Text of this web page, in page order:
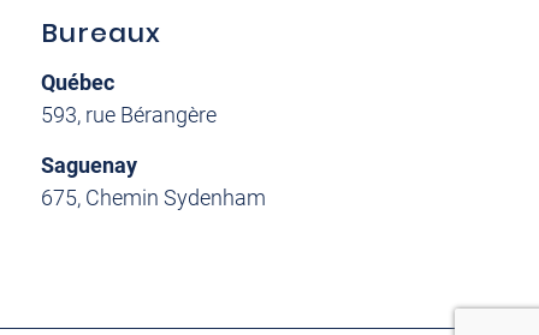
Bureaux
Québec
593, rue Bérangère
Saguenay
675, Chemin Sydenham